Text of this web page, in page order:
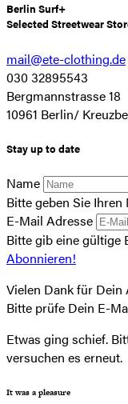
Berlin Surf+
Selected Streetwear
mail@ete-clothing.de
030 32895543
Bergmannstrasse 18
10961 Berlin/
Stay up to date
Name
Bitte geben Sie Ihren
E-Mail Adresse
Bitte gib eine gültige
Abonnieren!
Vielen Dank für Dein
Bitte prüfe Dein E-
Etwas ging schief.
versuchen es erneut.
It was a pleasure